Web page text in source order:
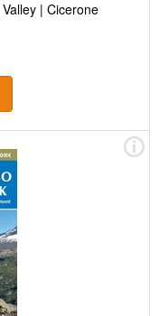
| Cicerone